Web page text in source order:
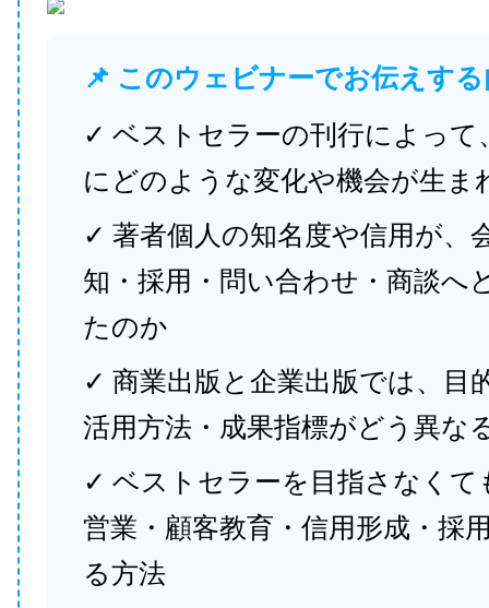
📌 このウェビナーでお伝えす
✓ ベストセラーの刊行によって
にどのような変化や機会が生ま
✓ 著者個人の知名度や信用が、
知・採用・問い合わせ・商談へ
たのか
✓ 商業出版と企業出版では、目
活用方法・成果指標がどう異な
✓ ベストセラーを目指さなくて
営業・顧客教育・信用形成・採
る方法